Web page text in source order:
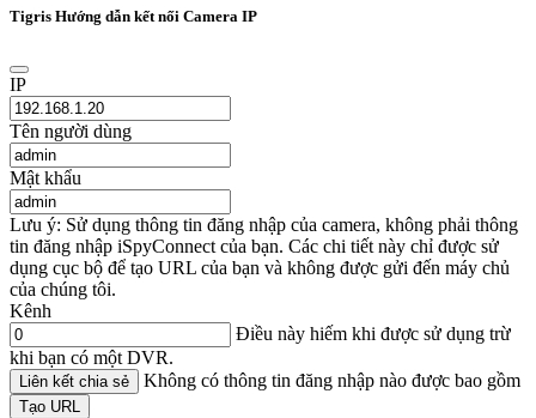
Tigris Hướng dẫn kết nối Camera IP
IP
Tên người dùng
Mật khẩu
Lưu ý: Sử dụng thông tin đăng nhập của camera, không phải thông
tin đăng nhập iSpyConnect của bạn. Các chi tiết này chỉ được sử
dụng cục bộ để tạo URL của bạn và không được gửi đến máy chủ
của chúng tôi.
Kênh
Điều này hiếm khi được sử dụng trừ
khi bạn có một DVR.
Liên kết chia sẻ Không có thông tin đăng nhập nào được bao gồm
Tạo URL